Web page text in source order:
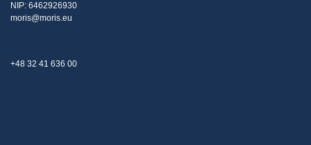
NIP: 6462926930
moris@moris.eu
+48 32 41 636 00